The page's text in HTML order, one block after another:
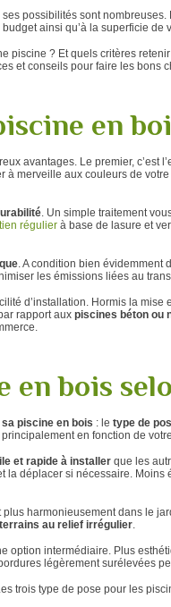
ses possibilités sont
ainsi qu’à la superficie de
piscine ? Et quels critères
et conseils pour faire les bons
en
avantages. Le premier, c’est
à merveille aux couleurs de
. Un simple traitement
régulier à base de lasure et
. A condition bien évidemment
les émissions liées au
d’installation. Hormis la
rapport aux piscines béton ou
en bois
piscine en bois : le type de
en fonction de
et rapide à installerque les
la déplacer si nécessaire.
plus harmonieusement dans le
au relief irrégulier.
option intermédiaire. Plus
légèrement surélevées